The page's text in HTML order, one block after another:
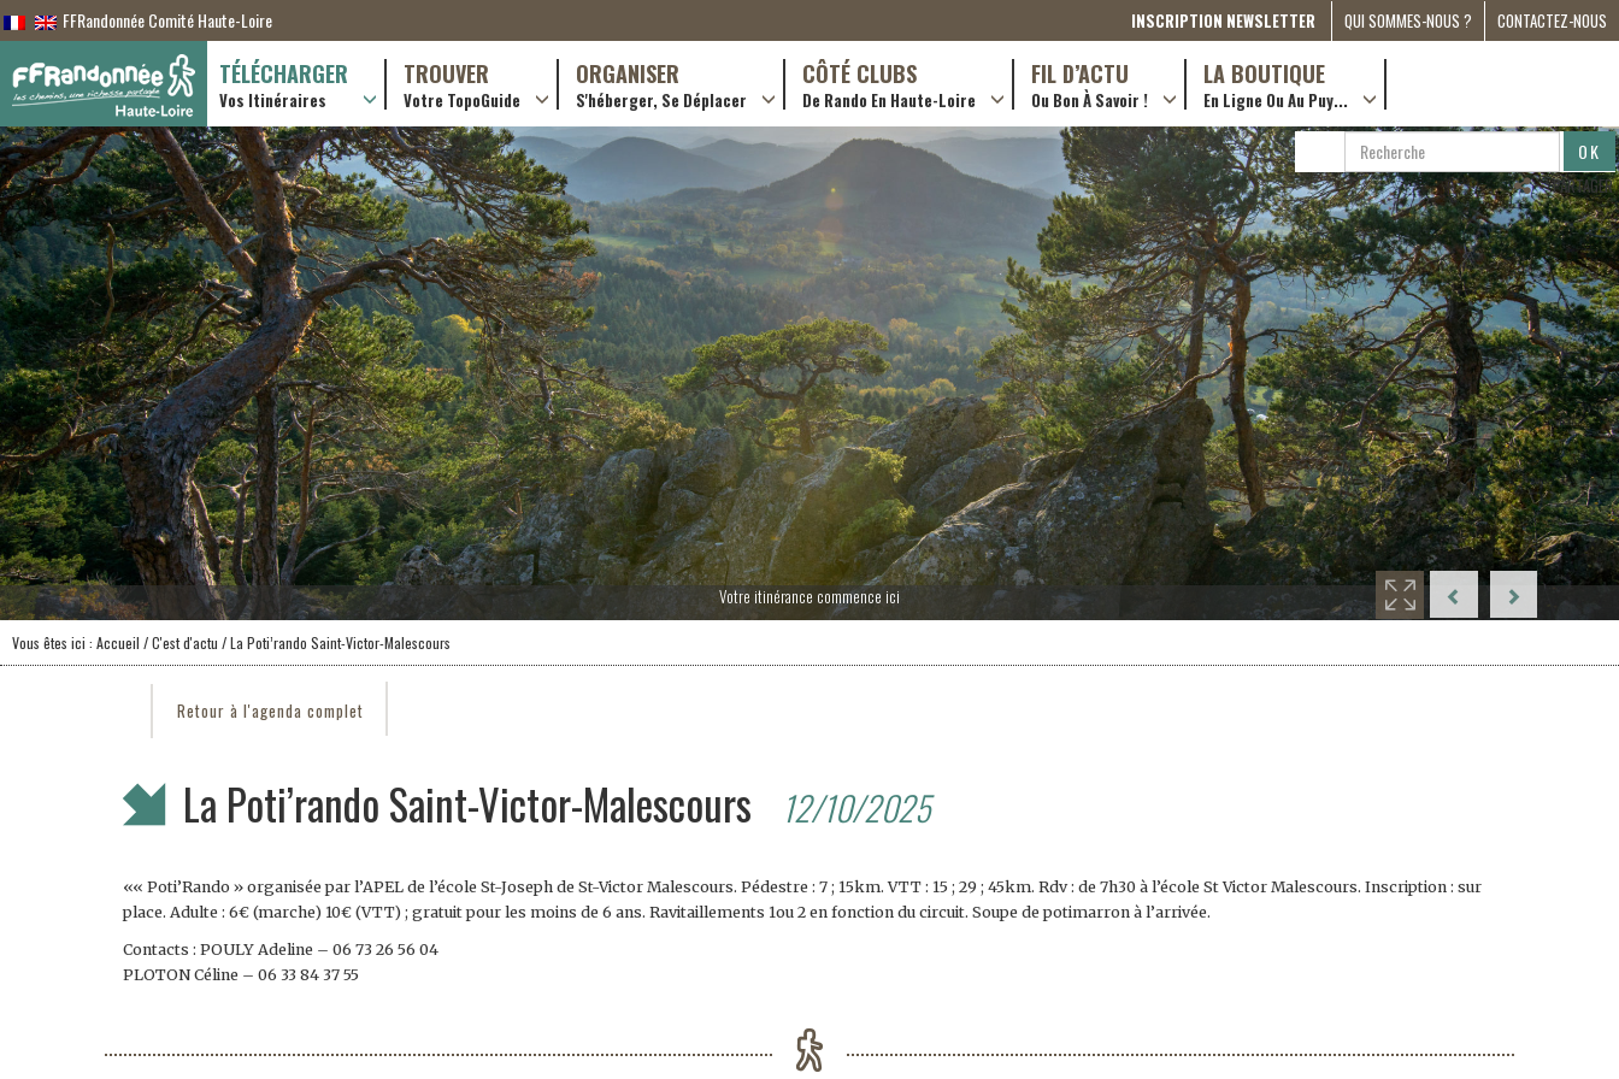
Votre itinérance commence ici
FFRandonnée Comité Haute-Loire INSCRIPTION NEWSLETTER
QUI SOMMES-NOUS ?
A PROPOS
PRESSE
PARTENARIATS
ESPACE MÉDIA
COMPAGNON DE ROUTE
2022
CONTACTEZ-NOUS
TÉLÉCHARGER
Vos Itinéraires
TROUVER
Votre TopoGuide
Randonnées itinerantes (GR)
Randonnées à la journée (PR)
Boutique en ligne
Pratique & conseils
ORGANISER
S'héberger, Se Déplacer
Hôtellerie
Gîtes et chambres d’hôtes
Campings
Restaurants
Transporteurs & services
CÔTÉ CLUBS
De Rando En Haute-Loire
Formations en rando 2024
Rando douce
Trouver un club
Adhérer
Créer un club
Ordre de mission et note de frais
FIL D’ACTU
Ou Bon À Savoir !
LA BOUTIQUE
En Ligne Ou Au Puy...
… en ville !
…en ligne !
RECHERCHER
RECHERCHE
PARTAGER
Vous êtes ici : Accueil /C'est d'actu / La Poti’rando Saint-Victor-Malescours
Retour à l'agenda complet
La Poti’rando Saint-Victor-Malescours 12/10/2025
«« Poti’Rando » organisée par l’APEL de l’école St-Joseph de St-Victor Malescours. Pédestre : 7 ; 15km. VTT : 15 ; 29 ; 45km. Rdv : de 7h30 à l’école St Victor Malescours. Inscription : sur
place. Adulte : 6€ (marche) 10€ (VTT) ; gratuit pour les moins de 6 ans. Ravitaillements 1ou 2 en fonction du circuit. Soupe de potimarron à l’arrivée.
Contacts : POULY Adeline – 06 73 26 56 04
PLOTON Céline – 06 33 84 37 55